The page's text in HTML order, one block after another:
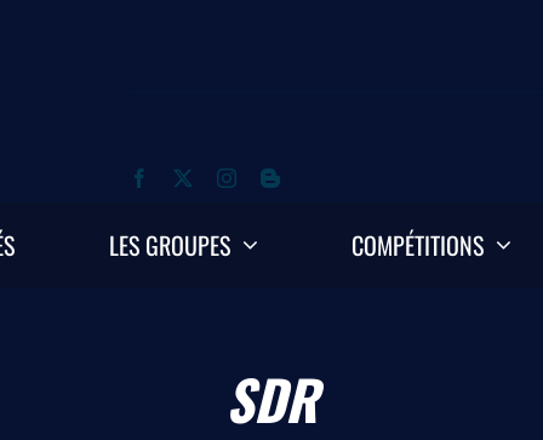
LES GROUPES COMPÉTITIONS
SDR